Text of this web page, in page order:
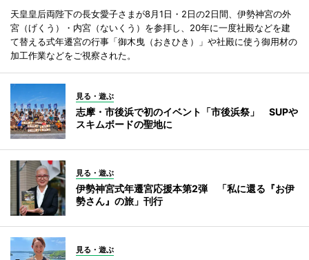
天皇皇后両陛下の長女愛子さまが8月1日・2日の2日間、伊勢神宮の外
宮（げくう）・内宮（ないくう）を参拝し、20年に一度社殿などを建
て替える式年遷宮の行事「御木曳（おきひき）」や社殿に使う御用材の
加工作業などをご視察された。
見る・遊ぶ
志摩・市後浜で初のイベント「市後浜祭」 SUPや
スキムボードの聖地に
見る・遊ぶ
伊勢神宮式年遷宮応援本第2弾 「私に還る『お伊
勢さん』の旅」刊行
見る・遊ぶ